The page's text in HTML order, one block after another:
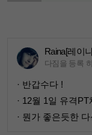
Raina[레이
다짐을 등록
· 반갑수다 !
· 뭔가 좋은듯한